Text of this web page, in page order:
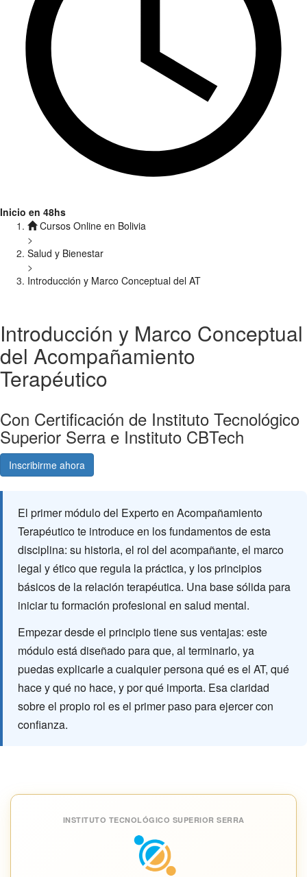
Inicio en 48hs
Cursos Online en Bolivia
>
Salud y Bienestar
>
Introducción y Marco Conceptual del AT
Introducción y Marco Conceptual
del Acompañamiento
Terapéutico
Con Certificación de Instituto Tecnológico
Superior Serra e Instituto CBTech
Inscribirme ahora
El primer módulo del Experto en Acompañamiento
Terapéutico te introduce en los fundamentos de esta
disciplina: su historia, el rol del acompañante, el marco
legal y ético que regula la práctica, y los principios
básicos de la relación terapéutica. Una base sólida para
iniciar tu formación profesional en salud mental.
Empezar desde el principio tiene sus ventajas: este
módulo está diseñado para que, al terminarlo, ya
puedas explicarle a cualquier persona qué es el AT, qué
hace y qué no hace, y por qué importa. Esa claridad
sobre el propio rol es el primer paso para ejercer con
confianza.
INSTITUTO TECNOLÓGICO SUPERIOR SERRA